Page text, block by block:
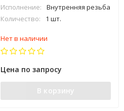
Исполнение:
Внутренняя резьба
Количество:
1 шт.
Нет в наличии
Цена по запросу
В корзину